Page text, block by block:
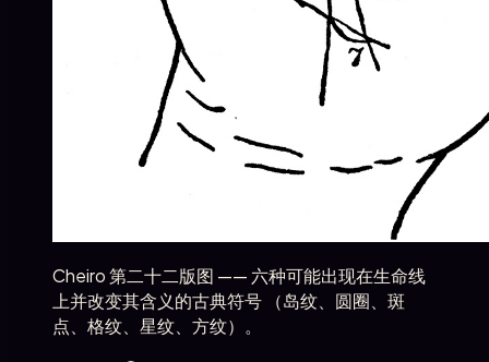
Cheiro 第二十二版图 —— 六种可能出现在生命线
上并改变其含义的古典符号 （岛纹、圆圈、斑
点、格纹、星纹、方纹）。